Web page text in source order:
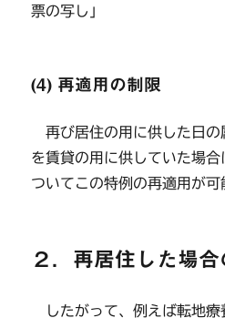
票の写し」
(4) 再適用の制限
再び居住の用に供した日の
を賃貸の用に供していた場
ついてこの特例の再適用が可
２．再居住した場合
したがって、例えば転地療